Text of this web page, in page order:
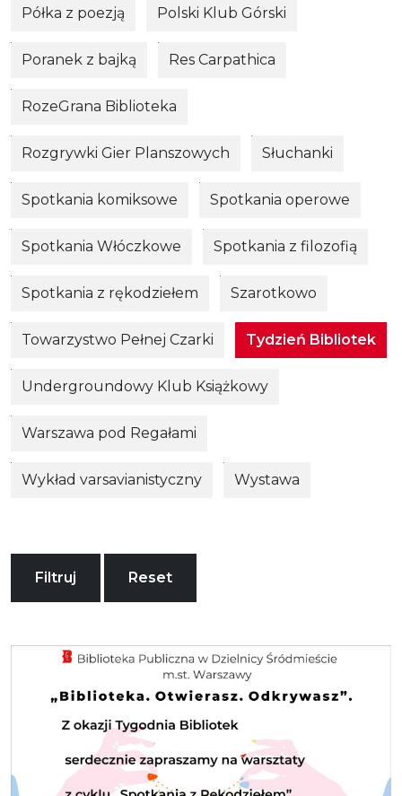
Półka z poezją Polski Klub Górski
Poranek z bajką Res Carpathica
RozeGrana Biblioteka
Rozgrywki Gier Planszowych Słuchanki
Spotkania komiksowe Spotkania operowe
Spotkania Włóczkowe Spotkania z filozofią
Spotkania z rękodziełem Szarotkowo
Towarzystwo Pełnej Czarki Tydzień Bibliotek
Undergroundowy Klub Książkowy
Warszawa pod Regałami
Wykład varsavianistyczny Wystawa
Filtruj Reset